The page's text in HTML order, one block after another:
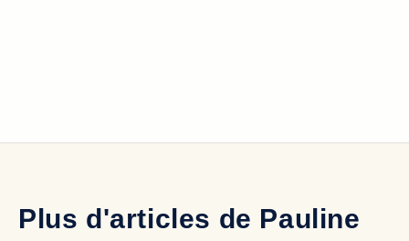
Plus d'articles de Pauline